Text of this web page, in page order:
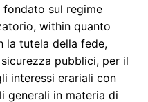
sul regime
within quanto
la tutela della fede,
pubblici, per il
interessi erariali con
generali in materia di